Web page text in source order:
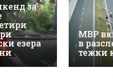
за
езера
МВР
в
тежки